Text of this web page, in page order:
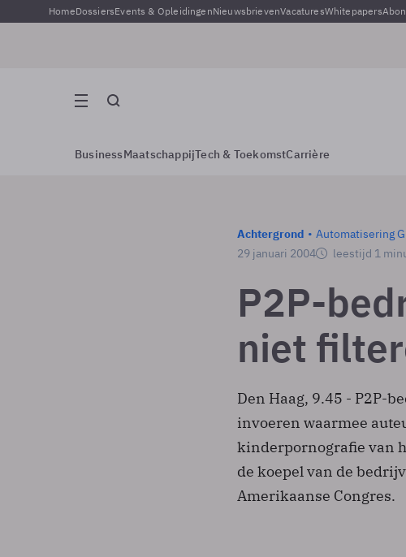
HomeDossiersEvents & OpleidingenNieuwsbrievenVacaturesWhitepapers
BusinessMaatschappijTech & ToekomstCarrière
Achtergrond Automatisering
29 januari 2004 leestijd 1
P2P-
niet
Den Haag, 9.45 - P2P-
invoeren waarmee
kinderpornografie van
de koepel van de
Amerikaanse Congres.